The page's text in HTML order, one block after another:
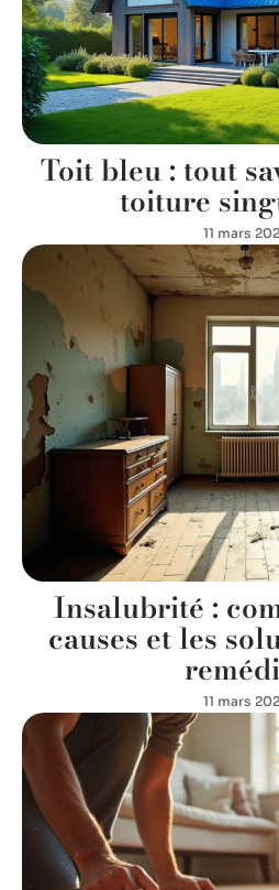
Toit bleu : tout
toiture
11 mars
Insalubrité :
causes et les
11 mars